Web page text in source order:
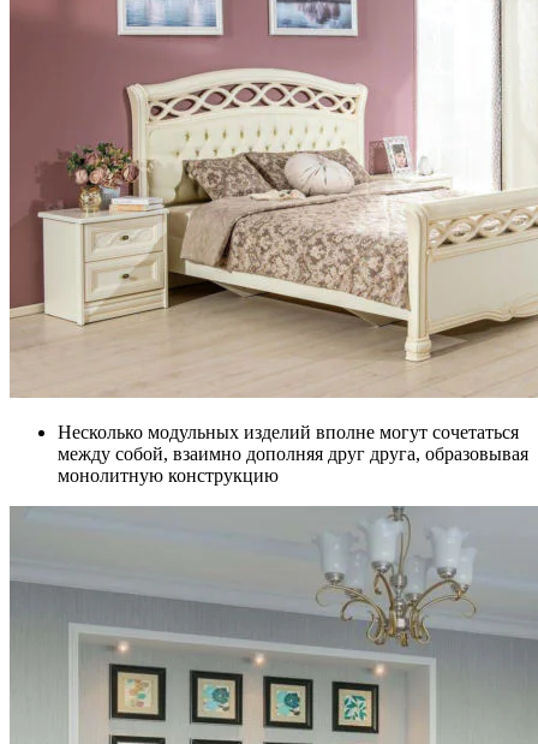
Несколько модульных изделий вполне могут сочетаться
между собой, взаимно дополняя друг друга, образовывая
монолитную конструкцию